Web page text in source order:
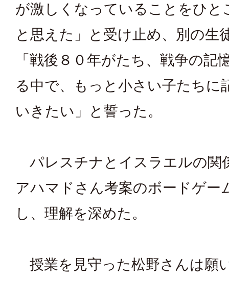
が激しくなっていることをひと
と思えた」と受け止め、別の生
「戦後８０年がたち、戦争の記
る中で、もっと小さい子たちに
いきたい」と誓った。
パレスチナとイスラエルの関
アハマドさん考案のボードゲー
し、理解を深めた。
授業を見守った松野さんは願